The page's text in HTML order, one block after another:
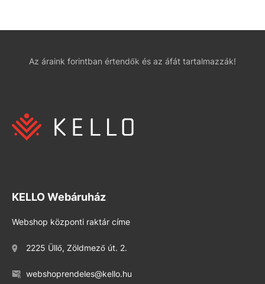
Az áraink forintban értendők és az áfát tartalmazzák!
KELLO Webáruház
Webshop központi raktár címe
2225 Üllő, Zöldmező út. 2.
webshoprendeles@kello.hu